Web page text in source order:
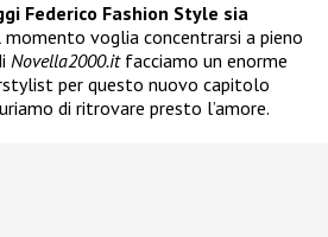
Federico Fashion Style sia
momento voglia concentrarsi a pieno
Novella2000.itfacciamo un enorme
per questo nuovo capitolo
di ritrovare presto l’amore.